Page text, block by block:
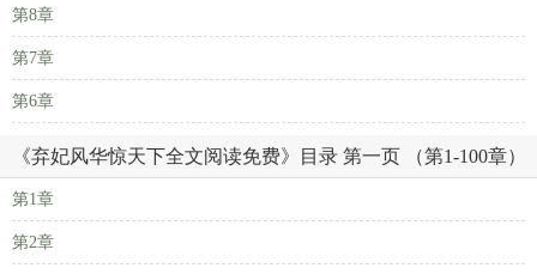
第8章
第7章
第6章
《弃妃风华惊天下全文阅读免费》目录 第一页 （第1-100章）
第1章
第2章